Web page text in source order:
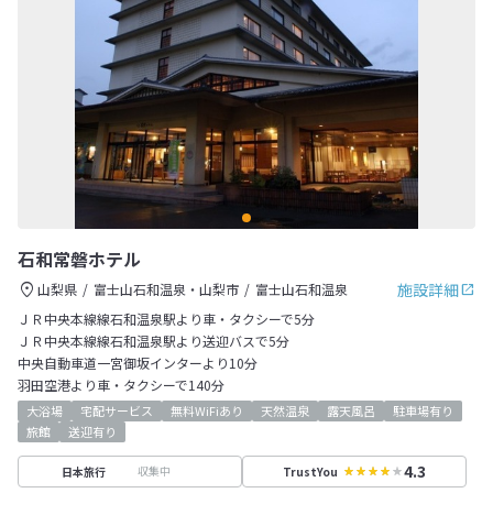
石和常磐ホテル
施設詳細
山梨県 富士山石和温泉・山梨市
富士山石和温泉
ＪＲ中央本線線石和温泉駅より車・タクシーで5分
ＪＲ中央本線線石和温泉駅より送迎バスで5分
中央自動車道一宮御坂インターより10分
羽田空港より車・タクシーで140分
大浴場 宅配サービス 無料WiFiあり 天然温泉 露天風呂
駐車場有り
旅館
送迎有り
日本旅行 収集中 TrustYou 4.3